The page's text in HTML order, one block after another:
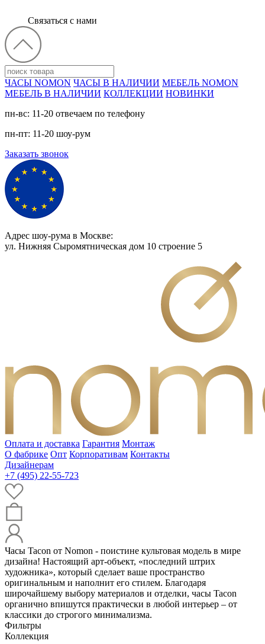
Связаться с нами
ЧАСЫ NOMON ЧАСЫ В НАЛИЧИИ МЕБЕЛЬ NOMON
МЕБЕЛЬ В НАЛИЧИИ КОЛЛЕКЦИИ НОВИНКИ
пн-вс: 11-20 отвечаем по телефону
пн-пт: 11-20 шоу-рум
Заказать звонок
Адрес шоу-рума в Москве:
ул. Нижняя Сыромятническая дом 10 cтроение 5
Оплата и доставка Гарантия Монтаж
О фабрике Опт Корпоративам Контакты
Дизайнерам
+7 (495) 22-55-723
Часы Tacon от Nomon - поистине культовая модель в мире
дизайна! Настоящий арт-объект, «последний штрих
художника», который сделает ваше пространство
оригинальным и наполнит его стилем. Благодаря
широчайшему выбору материалов и отделки, часы Tacon
органично впишутся практически в любой интерьер – от
классики до строгого минимализма.
Фильтры
Коллекция